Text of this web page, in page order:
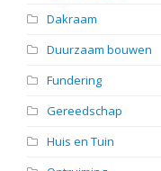
Dakraam
Duurzaam bouwen
Fundering
Gereedschap
Huis en Tuin